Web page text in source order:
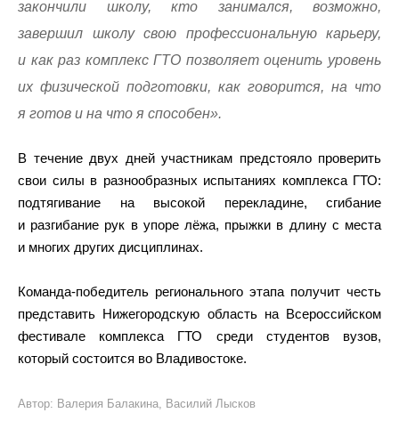
закончили школу, кто занимался, возможно,
завершил школу свою профессиональную карьеру,
и как раз комплекс ГТО позволяет оценить уровень
их физической подготовки, как говорится, на что
я готов и на что я способен».
В течение двух дней участникам предстояло проверить
свои силы в разнообразных испытаниях комплекса ГТО:
подтягивание на высокой перекладине, сгибание
и разгибание рук в упоре лёжа, прыжки в длину с места
и многих других дисциплинах.
Команда-победитель регионального этапа получит честь
представить Нижегородскую область на Всероссийском
фестивале комплекса ГТО среди студентов вузов,
который состоится во Владивостоке.
Автор: Валерия Балакина, Василий Лысков